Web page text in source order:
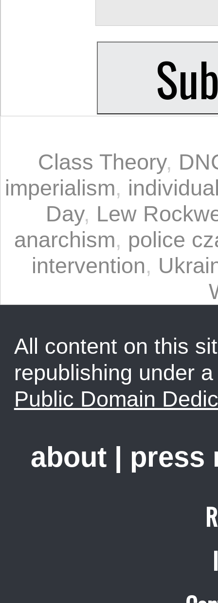
Class Theory,
imperialism,
Day, Lew
anarchism, police
intervention,
All content on this
republishing under
Public Domain
about | press